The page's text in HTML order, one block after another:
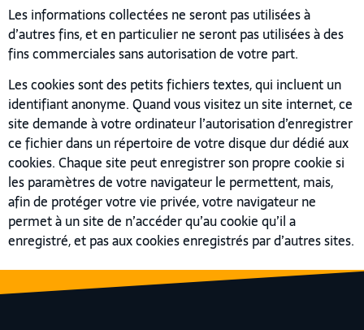
Les informations collectées ne seront pas utilisées à
d’autres fins, et en particulier ne seront pas utilisées à des
fins commerciales sans autorisation de votre part.
Les cookies sont des petits fichiers textes, qui incluent un
identifiant anonyme. Quand vous visitez un site internet, ce
site demande à votre ordinateur l’autorisation d’enregistrer
ce fichier dans un répertoire de votre disque dur dédié aux
cookies. Chaque site peut enregistrer son propre cookie si
les paramètres de votre navigateur le permettent, mais,
afin de protéger votre vie privée, votre navigateur ne
permet à un site de n’accéder qu’au cookie qu’il a
enregistré, et pas aux cookies enregistrés par d’autres sites.